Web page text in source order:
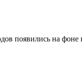
появились на фоне